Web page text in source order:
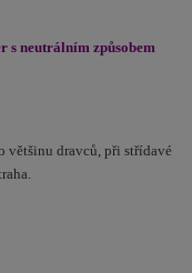
s neutrálním způsobem
většinu dravců, při střídavé